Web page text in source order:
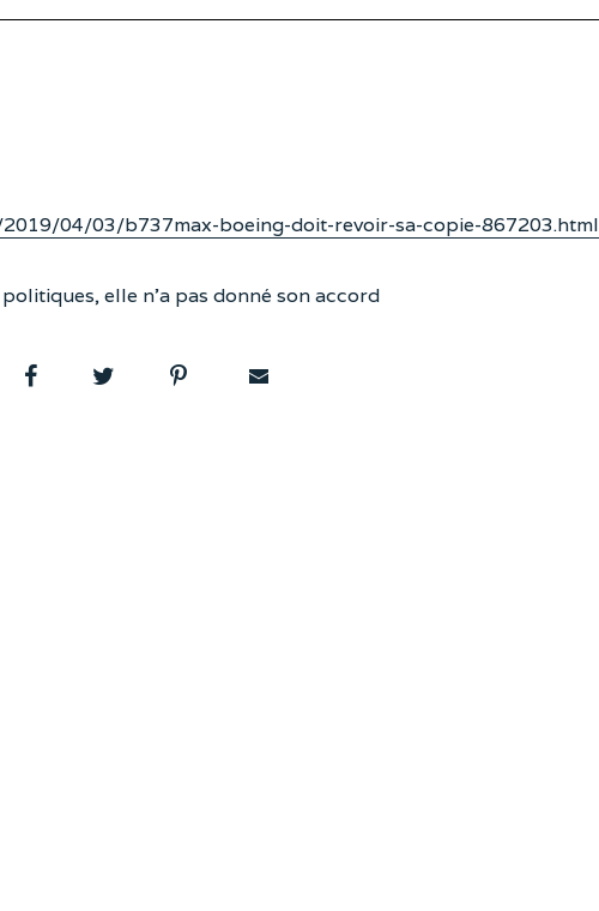
04/03/b737max-boeing-doit-revoir-sa-copie-867203.html
elle n’a pas donné son accord